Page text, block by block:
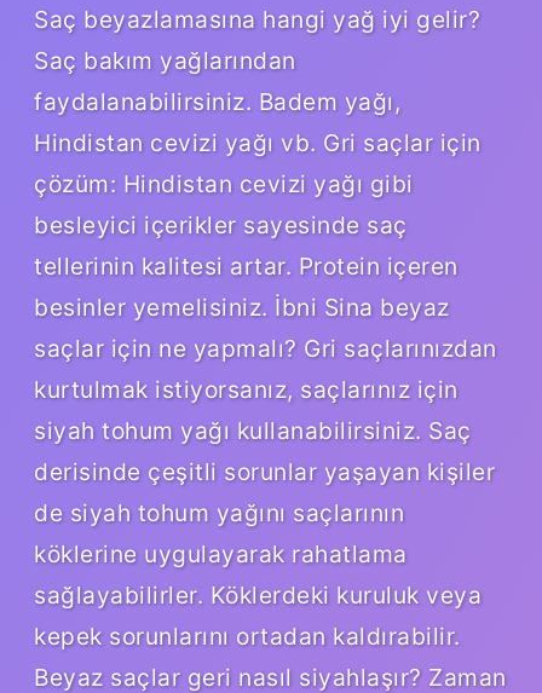
Saç beyazlamasına hangi yağ iyi gelir?
Saç bakım yağlarından
faydalanabilirsiniz. Badem yağı,
Hindistan cevizi yağı vb. Gri saçlar için
çözüm: Hindistan cevizi yağı gibi
besleyici içerikler sayesinde saç
tellerinin kalitesi artar. Protein içeren
besinler yemelisiniz. İbni Sina beyaz
saçlar için ne yapmalı? Gri saçlarınızdan
kurtulmak istiyorsanız, saçlarınız için
siyah tohum yağı kullanabilirsiniz. Saç
derisinde çeşitli sorunlar yaşayan kişiler
de siyah tohum yağını saçlarının
köklerine uygulayarak rahatlama
sağlayabilirler. Köklerdeki kuruluk veya
kepek sorunlarını ortadan kaldırabilir.
Beyaz saçlar geri nasıl siyahlaşır? Zaman